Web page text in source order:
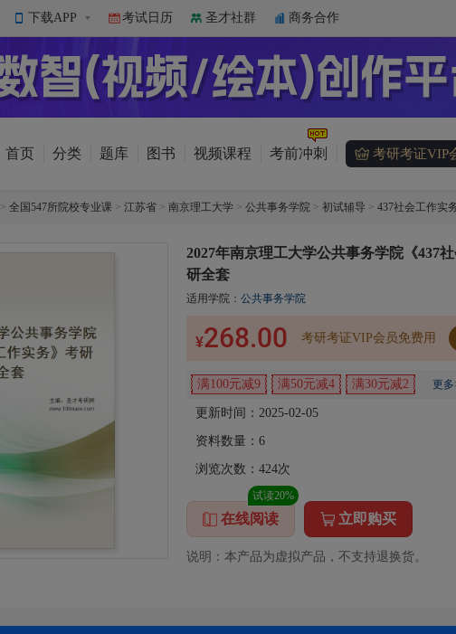
下载APP 考试日历 圣才社群 商务合作
首页 分类 题库 图书 视频课程 考前冲刺 考研考证VIP
> 全国547所院校专业课 > 江苏省 > 南京理工大学 > 公共事务学院 > 初试辅导 > 437社会工作实
2027年南京理工大学公共事务学院《437
研全套
适用学院： 公共事务学院
¥268.00 考研考证VIP会员免费用
满100元减9 满50元减4 满30元减2 更多
更新时间：2025-02-05
资料数量： 6
浏览次数： 424次
在线阅读
试读20%
立即购买
说明：本产品为虚拟产品，不支持退换货。